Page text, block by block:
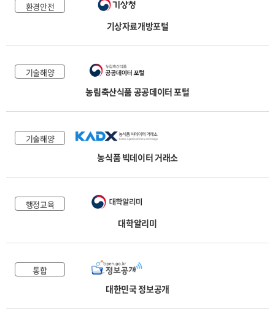
환경안전
기상자료개방포털
기술해양
농림축산식품 공공데이터 포털
기술해양
농식품 빅데이터 거래소
행정교육
대학알리미
통합
대한민국 정보공개